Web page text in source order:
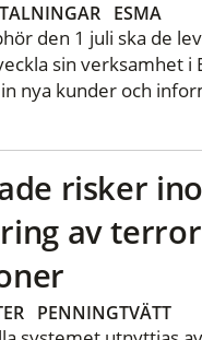
ESMA
den 1 juli ska de
sin verksamhet i
nya kunder och
risker
av
PENNINGTVÄTT